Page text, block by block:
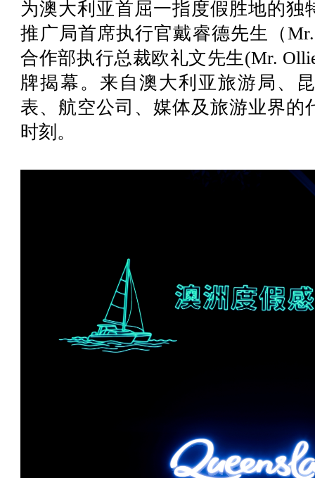
为澳大利亚首屈一指度假胜地的独
推广局首席执行官戴睿德先生（
合作部执行总裁欧礼文先生(Mr.
牌揭幕。来自澳大利亚旅游局、
表、航空公司、媒体及旅游业界的
时刻。